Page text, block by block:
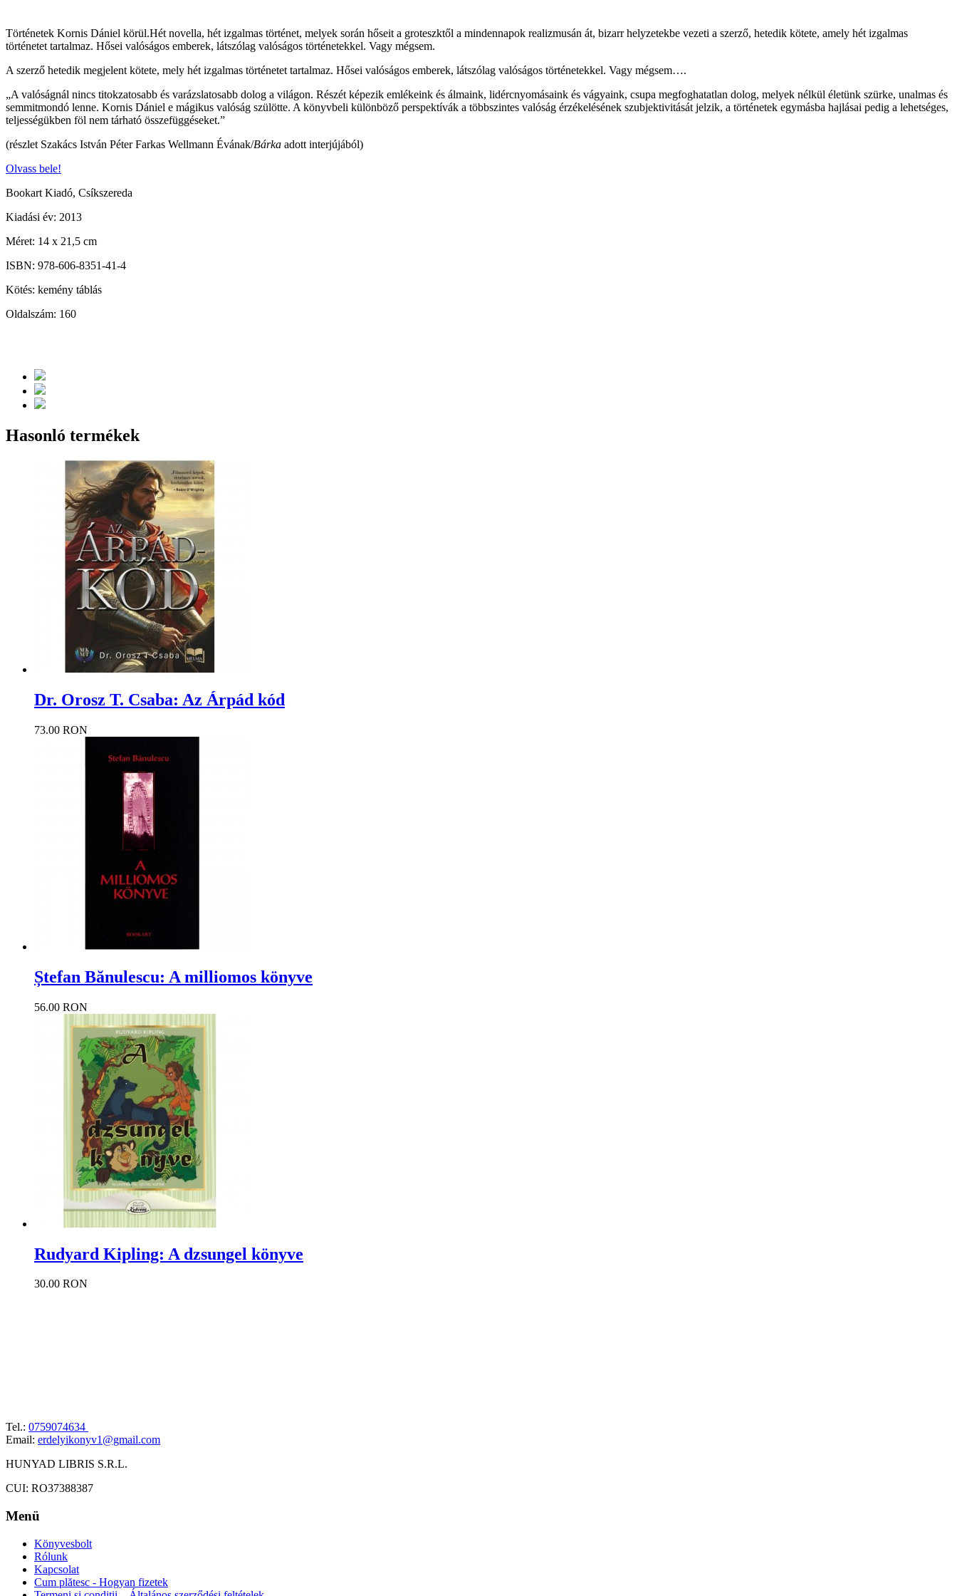
Történetek Kornis Dániel körül.Hét novella, hét izgalmas történet, melyek során hőseit a groteszktől a mindennapok realizmusán át, bizarr helyzetekbe vezeti a szerző, hetedik kötete, amely hét izgalmas
történetet tartalmaz. Hősei valóságos emberek, látszólag valóságos történetekkel. Vagy mégsem.
A szerző hetedik megjelent kötete, mely hét izgalmas történetet tartalmaz. Hősei valóságos emberek, látszólag valóságos történetekkel. Vagy mégsem….
„A valóságnál nincs titokzatosabb és varázslatosabb dolog a világon. Részét képezik emlékeink és álmaink, lidércnyomásaink és vágyaink, csupa megfoghatatlan dolog, melyek nélkül életünk szürke, unalmas és
semmitmondó lenne. Kornis Dániel e mágikus valóság szülötte. A könyvbeli különböző perspektívák a többszintes valóság érzékelésének szubjektivitását jelzik, a történetek egymásba hajlásai pedig a lehetséges,
teljességükben föl nem tárható összefüggéseket.”
(részlet Szakács István Péter Farkas Wellmann Évának/Bárka adott interjújából)
Olvass bele!
Bookart Kiadó, Csíkszereda
Kiadási év: 2013
Méret: 14 x 21,5 cm
ISBN: 978-606-8351-41-4
Kötés: kemény táblás
Oldalszám: 160
Hasonló termékek
Dr. Orosz T. Csaba: Az Árpád kód
73.00 RON
Ștefan Bănulescu: A milliomos könyve
56.00 RON
Rudyard Kipling: A dzsungel könyve
30.00 RON
Tel.: 0759074634
Email: erdelyikonyv1@gmail.com
HUNYAD LIBRIS S.R.L.
CUI: RO37388387
Menü
Könyvesbolt
Rólunk
Kapcsolat
Cum plătesc - Hogyan fizetek